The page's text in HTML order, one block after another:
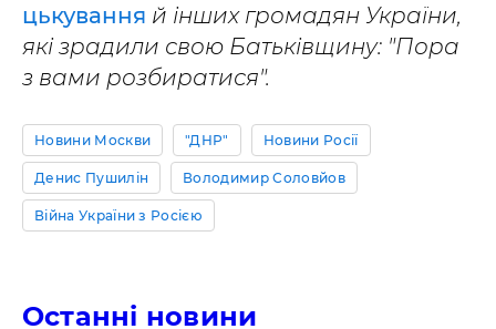
цькування й інших громадян України,
які зрадили свою Батьківщину: "Пора
з вами розбиратися".
Новини Москви "ДНР" Новини Росії
Денис Пушилін Володимир Соловйов
Війна України з Росією
Останні новини